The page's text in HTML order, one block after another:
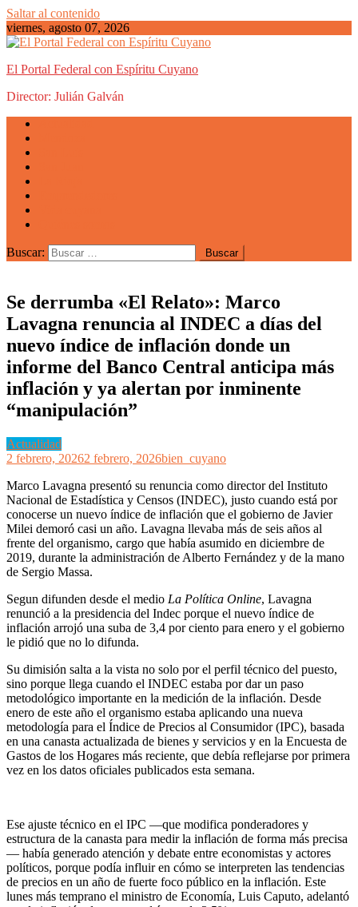
Saltar al contenido
viernes, agosto 07, 2026
El Portal Federal con Espíritu Cuyano
Director: Julián Galván
Buscar:
Se derrumba «El Relato»: Marco
Lavagna renuncia al INDEC a días del
nuevo índice de inflación donde un
informe del Banco Central anticipa más
inflación y ya alertan por inminente
“manipulación”
Actualidad
2 febrero, 20262 febrero, 2026bien_cuyano
Marco Lavagna presentó su renuncia como director del Instituto
Nacional de Estadística y Censos (INDEC), justo cuando está por
conocerse un nuevo índice de inflación que el gobierno de Javier
Milei demoró casi un año. Lavagna llevaba más de seis años al
frente del organismo, cargo que había asumido en diciembre de
2019, durante la administración de Alberto Fernández y de la mano
de Sergio Massa.
Segun difunden desde el medio La Política Online, Lavagna
renunció a la presidencia del Indec porque el nuevo índice de
inflación arrojó una suba de 3,4 por ciento para enero y el gobierno
le pidió que no lo difunda.
Su dimisión salta a la vista no solo por el perfil técnico del puesto,
sino porque llega cuando el INDEC estaba por dar un paso
metodológico importante en la medición de la inflación. Desde
enero de este año el organismo estaba aplicando una nueva
metodología para el Índice de Precios al Consumidor (IPC), basada
en una canasta actualizada de bienes y servicios y en la Encuesta de
Gastos de los Hogares más reciente, que debía reflejarse por primera
vez en los datos oficiales publicados esta semana.
Ese ajuste técnico en el IPC —que modifica ponderadores y
estructura de la canasta para medir la inflación de forma más precisa
— había generado atención y debate entre economistas y actores
políticos, porque podía influir en cómo se interpreten las tendencias
de precios en un año de fuerte foco público en la inflación. Este
lunes más temprano el ministro de Economía, Luis Caputo, adelantó